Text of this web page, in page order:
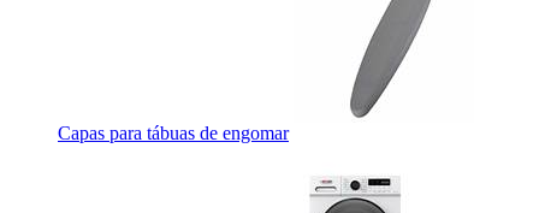
Capas para tábuas de engomar